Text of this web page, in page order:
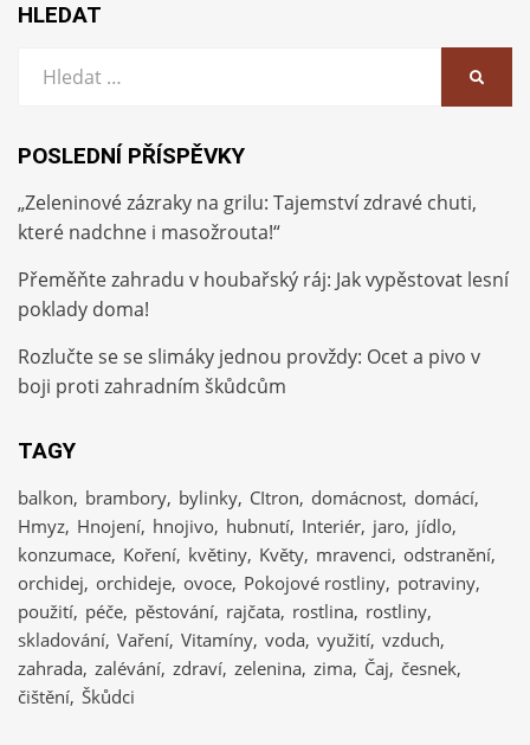
HLEDAT
POSLEDNÍ PŘÍSPĚVKY
„Zeleninové zázraky na grilu: Tajemství zdravé chuti,
které nadchne i masožrouta!“
Přeměňte zahradu v houbařský ráj: Jak vypěstovat lesní
poklady doma!
Rozlučte se se slimáky jednou provždy: Ocet a pivo v
boji proti zahradním škůdcům
TAGY
balkon brambory bylinky CItron domácnost domácí
Hmyz Hnojení hnojivo hubnutí Interiér jaro jídlo
konzumace Koření květiny Květy mravenci odstranění
orchidej orchideje ovoce Pokojové rostliny potraviny
použití péče pěstování rajčata rostlina rostliny
skladování Vaření Vitamíny voda využití vzduch
zahrada zalévání zdraví zelenina zima Čaj česnek
čištění Škůdci